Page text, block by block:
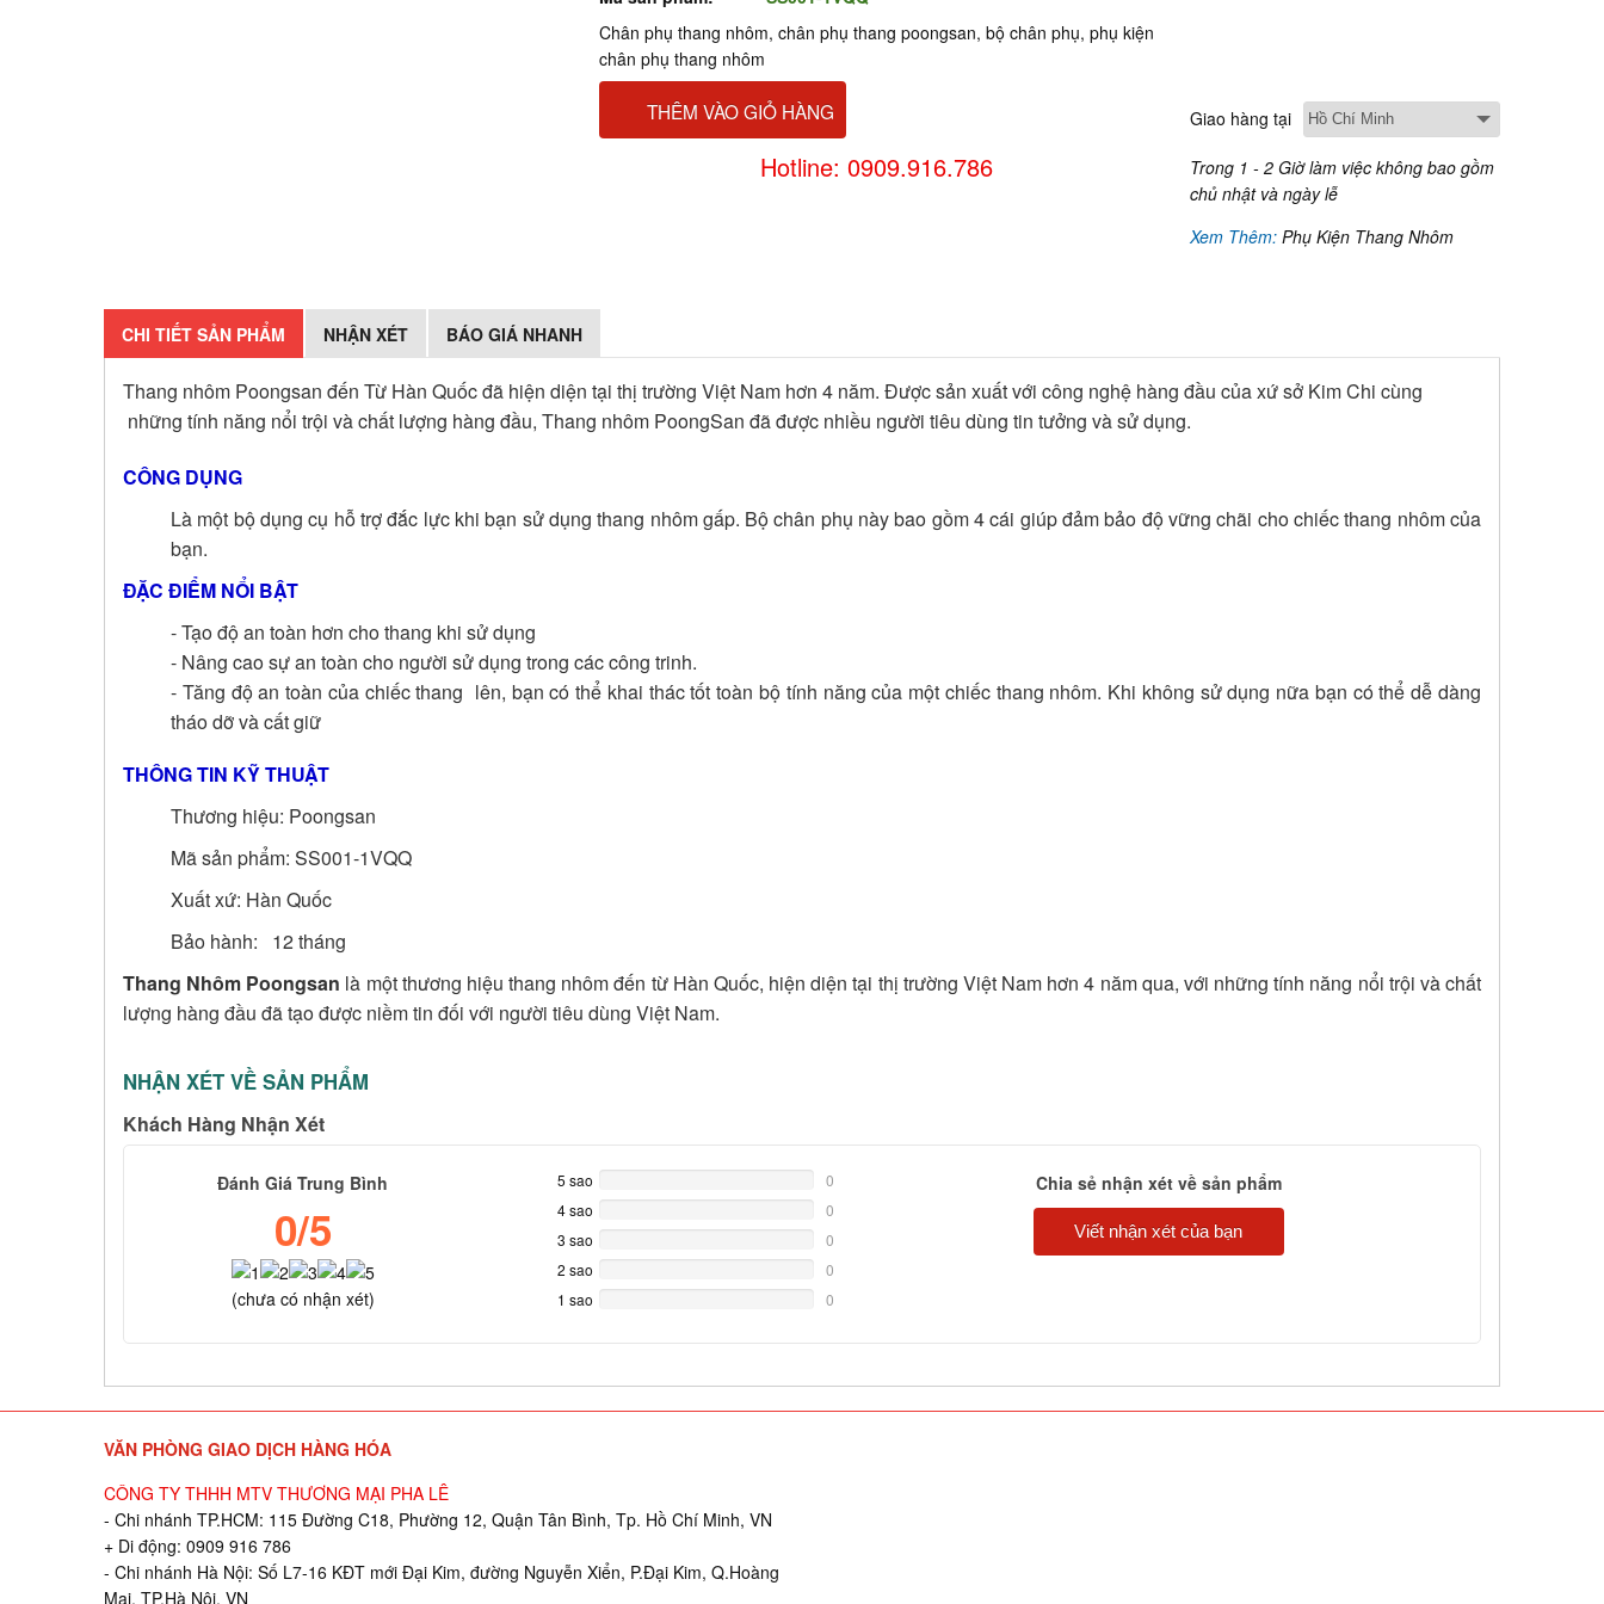
Chân phụ thang nhôm, chân phụ thang poongsan, bộ chân phụ, phụ kiện
chân phụ thang nhôm
THÊM VÀO GIỎ HÀNG
Hotline: 0909.916.786
Giao hàng tại
Trong 1 - 2 Giờ làm việc không bao gồm
chủ nhật và ngày lễ
Xem Thêm: Phụ Kiện Thang Nhôm
CHI TIẾT SẢN PHẨM NHẬN XÉT BÁO GIÁ NHANH
Thang nhôm Poongsan đến Từ Hàn Quốc đã hiện diện tại thị trường Việt Nam hơn 4 năm. Được sản xuất với công nghệ hàng đầu của xứ sở Kim Chi cùng
những tính năng nổi trội và chất lượng hàng đầu, Thang nhôm PoongSan đã được nhiều người tiêu dùng tin tưởng và sử dụng.
CÔNG DỤNG
Là một bộ dụng cụ hỗ trợ đắc lực khi bạn sử dụng thang nhôm gấp. Bộ chân phụ này bao gồm 4 cái giúp đảm bảo độ vững chãi cho chiếc thang nhôm của
bạn.
ĐẶC ĐIỂM NỔI BẬT
- Tạo độ an toàn hơn cho thang khi sử dụng
- Nâng cao sự an toàn cho người sử dụng trong các công trinh.
- Tăng độ an toàn của chiếc thang lên, bạn có thể khai thác tốt toàn bộ tính năng của một chiếc thang nhôm. Khi không sử dụng nữa bạn có thể dễ dàng
tháo dỡ và cất giữ
THÔNG TIN KỸ THUẬT
Thương hiệu: Poongsan
Mã sản phẩm: SS001-1VQQ
Xuất xứ: Hàn Quốc
Bảo hành: 12 tháng
Thang Nhôm Poongsan là một thương hiệu thang nhôm đến từ Hàn Quốc, hiện diện tại thị trường Việt Nam hơn 4 năm qua, với những tính năng nổi trội và chất
lượng hàng đầu đã tạo được niềm tin đối với người tiêu dùng Việt Nam.
NHẬN XÉT VỀ SẢN PHẨM
Khách Hàng Nhận Xét
Đánh Giá Trung Bình
0/5
(chưa có nhận xét)
5 sao
Complete
0
4 sao
Complete
0
3 sao
Complete
0
2 sao
Complete
0
1 sao
0
Chia sẻ nhận xét về sản phẩm
Viết nhận xét của bạn
VĂN PHÒNG GIAO DỊCH HÀNG HÓA
CÔNG TY THHH MTV THƯƠNG MẠI PHA LÊ
- Chi nhánh TP.HCM: 115 Đường C18, Phường 12, Quận Tân Bình, Tp. Hồ Chí Minh, VN
+ Di động: 0909 916 786
- Chi nhánh Hà Nội: Số L7-16 KĐT mới Đại Kim, đường Nguyễn Xiển, P.Đại Kim, Q.Hoàng
Mai, TP.Hà Nội, VN